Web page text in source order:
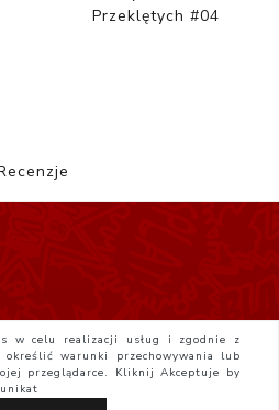
Przeklętych #04
w celu realizacji usług i zgodnie z
określić warunki przechowywania lub
przeglądarce. KliknijAkceptuje by